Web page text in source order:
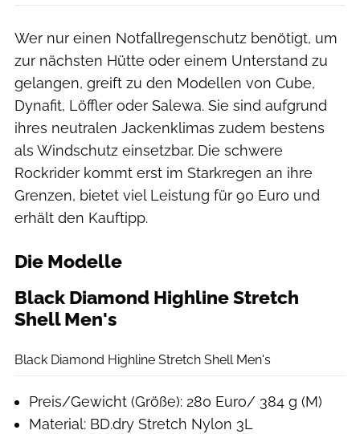
Wer nur einen Notfallregenschutz benötigt, um
zur nächsten Hütte oder einem Unterstand zu
gelangen, greift zu den Modellen von Cube,
Dynafit, Löffler oder Salewa. Sie sind aufgrund
ihres neutralen Jackenklimas zudem bestens
als Windschutz einsetzbar. Die schwere
Rockrider kommt erst im Starkregen an ihre
Grenzen, bietet viel Leistung für 90 Euro und
erhält den Kauftipp.
Die Modelle
Black Diamond Highline Stretch
Shell Men's
Black Diamond Highline Stretch Shell Men's
Preis/Gewicht (Größe): 280 Euro/ 384 g (M)
Material: BD.dry Stretch Nylon 3L